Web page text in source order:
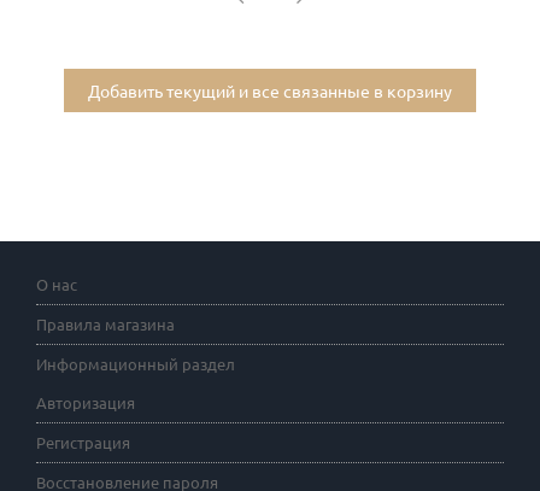
Добавить текущий и все связанные в корзину
О нас
Правила магазина
Информационный раздел
Авторизация
Регистрация
Восстановление пароля